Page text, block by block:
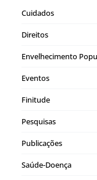
Cuidados
Direitos
Envelhecimento
Eventos
Finitude
Pesquisas
Publicações
Saúde-Doença